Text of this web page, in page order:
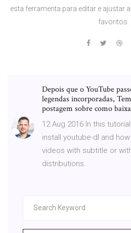
esta ferramenta para editar e ajustar
favoritos.
Depois que o YouTube
legendas incorporadas,
postagem sobre como
12 Aug 2016 In this
install youtube-dl and
videos with subtitle or
distributions.